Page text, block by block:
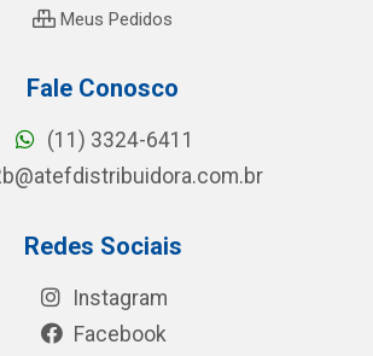
Meus Pedidos
Fale Conosco
(11) 3324-6411
Redes Sociais
Instagram
Facebook